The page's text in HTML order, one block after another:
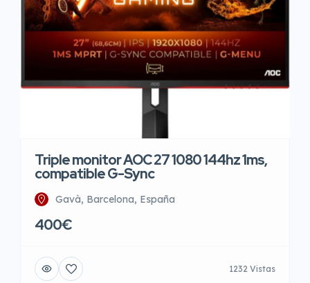
Triple monitor AOC 27 1080 144hz 1ms,
compatible G-Sync
Gavà, Barcelona, España
400€
1232 Vistas